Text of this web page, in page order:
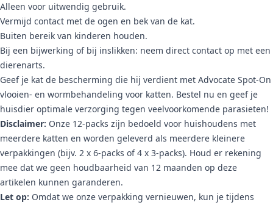
Alleen voor uitwendig gebruik.
Vermijd contact met de ogen en bek van de kat.
Buiten bereik van kinderen houden.
Bij een bijwerking of bij inslikken: neem direct contact op met een
dierenarts.
Geef je kat de bescherming die hij verdient met Advocate Spot-On
vlooien- en wormbehandeling voor katten. Bestel nu en geef je
huisdier optimale verzorging tegen veelvoorkomende parasieten!
Disclaimer: Onze 12-packs zijn bedoeld voor huishoudens met
meerdere katten en worden geleverd als meerdere kleinere
verpakkingen (bijv. 2 x 6-packs of 4 x 3-packs). Houd er rekening
mee dat we geen houdbaarheid van 12 maanden op deze
artikelen kunnen garanderen.
Let op: Omdat we onze verpakking vernieuwen, kun je tijdens